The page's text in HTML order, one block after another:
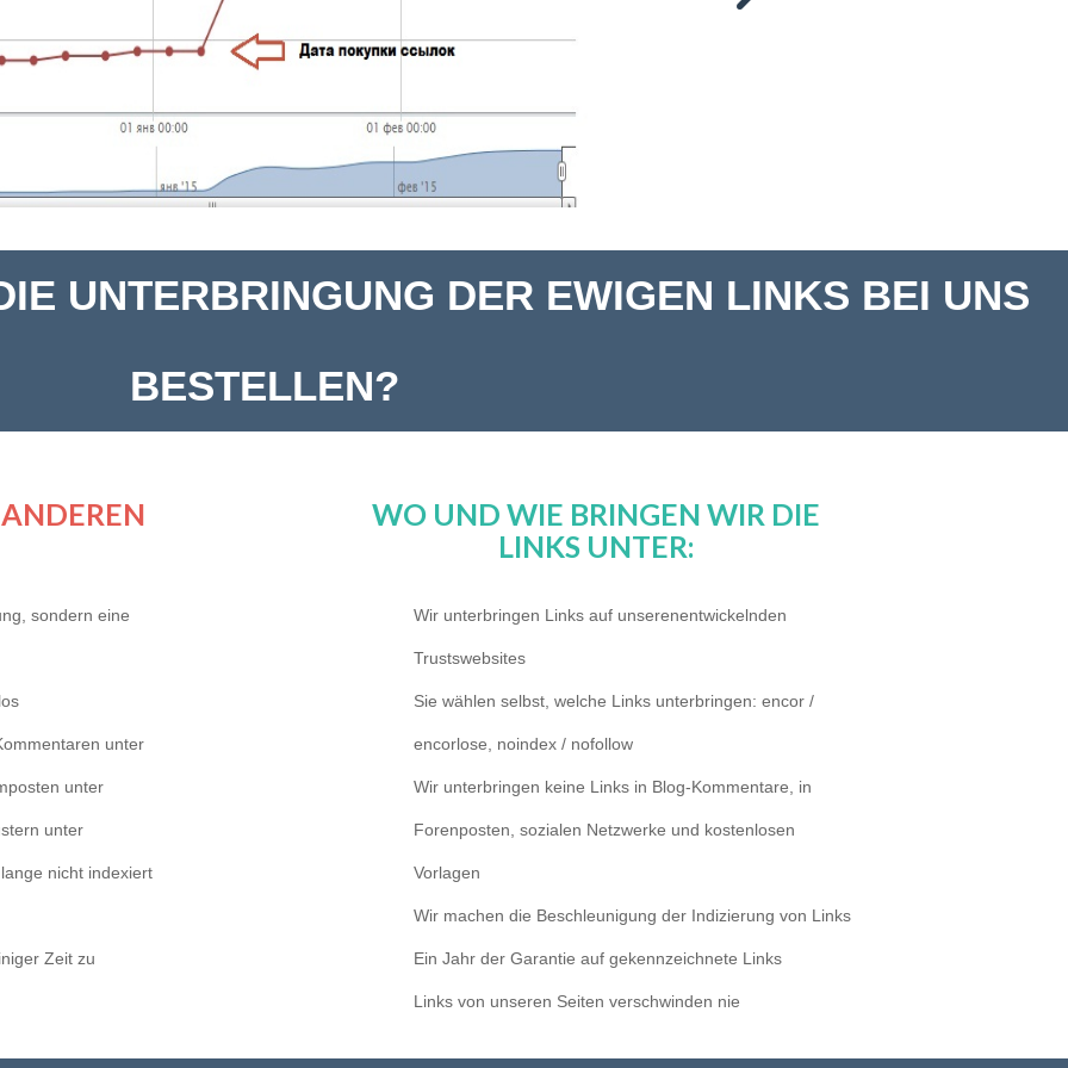
der LinksUNTERBRINGUNG DER EWIGEN LINKS BEI UNS
BESTELLEN?
sondern eine
unter
unter
unter
nicht indexiert
Zeit zu
WO UND WIE BRINGEN WIR DIE
LINKS UNTER:
Wir unterbringen Links auf unserenentwickelnden
Trustswebsites
Sie wählen selbst, welche Links unterbringen: encor /
encorlose, noindex / nofollow
Wir unterbringen keine Links in Blog-Kommentare, in
Forenposten, sozialen Netzwerke und kostenlosen
Vorlagen
Wir machen die Beschleunigung der Indizierung von Links
Ein Jahr der Garantie auf gekennzeichnete Links
Links von unseren Seiten verschwinden nie